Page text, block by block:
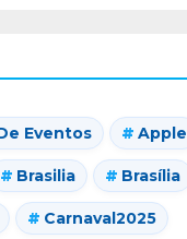
Eventos Apple
Brasilia Brasília
Carnaval2025